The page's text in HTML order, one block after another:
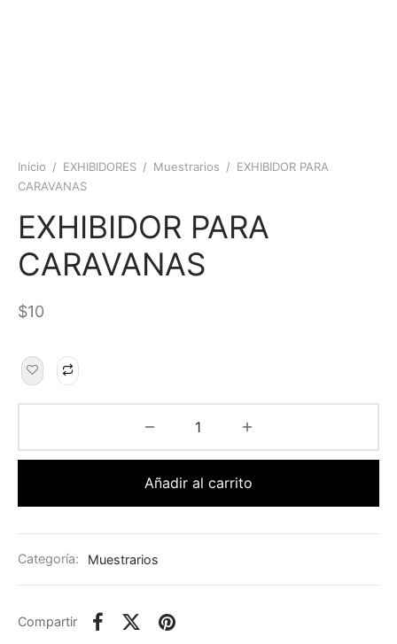
Inicio / EXHIBIDORES / Muestrarios / EXHIBIDOR PARA
CARAVANAS
EXHIBIDOR PARA
CARAVANAS
$10
Añadir al carrito
Categoría: Muestrarios
Compartir